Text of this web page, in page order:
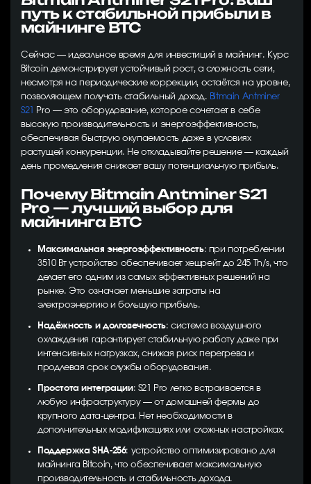
путь к стабильной прибыли в
майнинге BTC
Сейчас — идеальное время для инвестиций в майнинг. Курс
Bitcoin демонстрирует устойчивый рост, а сложность сети,
несмотря на периодические коррекции, остаётся на уровне,
позволяющем получать стабильный доход. Bitmain Antminer
S21
Pro — это оборудование, которое сочетает в себе
высокую производительность и энергоэффективность,
обеспечивая быструю окупаемость даже в условиях
растущей конкуренции. Не откладывайте решение — каждый
день промедления снижает вашу потенциальную прибыль.
Почему Bitmain Antminer S21
Pro — лучший выбор для
майнинга BTC
Максимальная энергоэффективность: при потреблении
3510 Вт устройство обеспечивает хешрейт до 245 Th/s, что
делает его одним из самых эффективных решений на
рынке. Это означает меньшие затраты на
электроэнергию и большую прибыль.
Надёжность и долговечность: система воздушного
охлаждения гарантирует стабильную работу даже при
интенсивных нагрузках, снижая риск перегрева и
продлевая срок службы оборудования.
Простота интеграции: S21 Pro легко встраивается в
любую инфраструктуру — от домашней фермы до
крупного дата-центра. Нет необходимости в
дополнительных модификациях или сложных настройках.
Поддержка SHA-256: устройство оптимизировано для
майнинга Bitcoin, что обеспечивает максимальную
производительность и стабильность дохода.